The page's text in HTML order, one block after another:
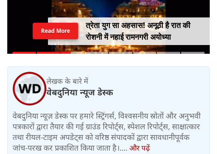
त्रेता युग सा अहसास! अनूठी है रात की
रोशनी में नहाई रामनगरी अयोध्या
Read More
लेखक के बारे में
वेबदुनिया न्यूज डेस्क
वेबदुनिया न्यूज़ डेस्क पर हमारे स्ट्रिंगर्स, विश्वसनीय स्रोतों और अनुभवी
पत्रकारों द्वारा तैयार की गई ग्राउंड रिपोर्ट्स, स्पेशल रिपोर्ट्स, साक्षात्कार
तथा रीयल-टाइम अपडेट्स को वरिष्ठ संपादकों द्वारा सावधानीपूर्वक
जांच-परख कर प्रकाशित किया जाता है।.... और पढ़ें